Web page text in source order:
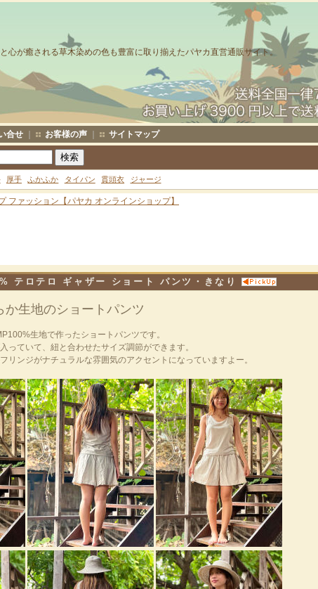
が癒される草木染めの色も豊富に取り揃えたパヤカ直営通販サイト。
合せ お客様の声 サイトマップ
厚手 ふかふか タイパン 貫頭衣 ジャージ
ファッション【パヤカ オンラインショップ】
テロテロ ギャザー ショート パンツ・きなり
か生地のショートパンツ
生地で作ったショートパンツです。
っていて、紐と合わせたサイズ調節ができます。
リンジがナチュラルな雰囲気のアクセントになっていますよー。